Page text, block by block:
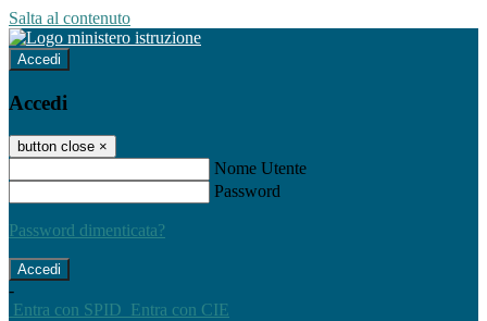
Salta al contenuto
Accedi
Accedi
button close ×
Nome Utente
Password
Password dimenticata?
-
Entra con SPID Entra con CIE